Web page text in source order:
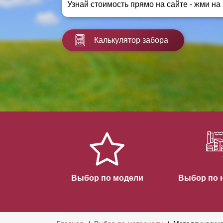
Заборы для дачи
Заборы и ограждения для школ
Забор на участок 10 соток
Узнай стоимость прямо на сайте - жми на
Калькулятор забора
Выбор по модели Выбор по